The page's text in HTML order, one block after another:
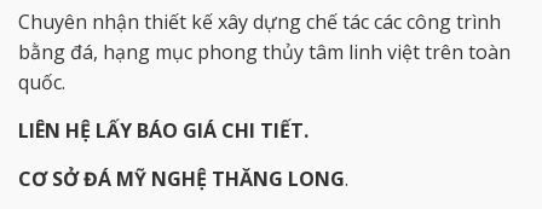
Chuyên nhận thiết kế xây dựng chế tác các công trình
bằng đá, hạng mục phong thủy tâm linh việt trên toàn
quốc.
LIÊN HỆ LẤY BÁO GIÁ CHI TIẾT.
CƠ SỞ ĐÁ MỸ NGHỆ THĂNG LONG.